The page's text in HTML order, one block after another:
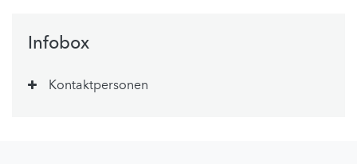
Infobox
Kontaktpersonen